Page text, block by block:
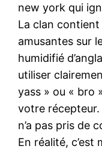
new york qui
La clan
amusantes sur
humidifié
utiliser
yass » ou « bro
votre
n’a pas pris de
En réalité, c’est